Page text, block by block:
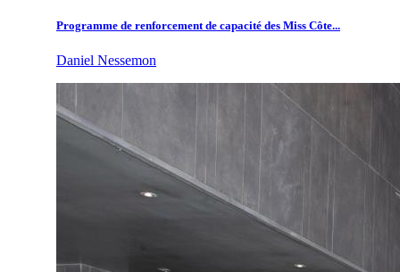
Programme de renforcement de capacité des Miss Côte...
Daniel Nessemon